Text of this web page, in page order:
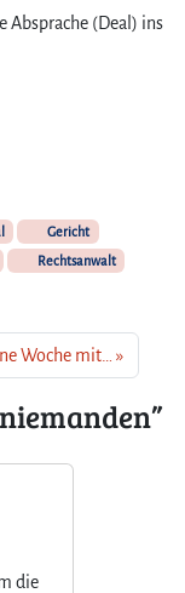
Absprache (Deal) ins
Gericht
Rechtsanwalt
Woche mit…
die